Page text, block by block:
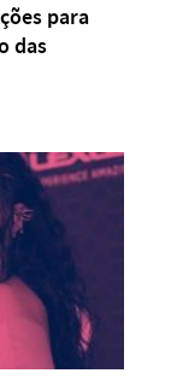
para
das